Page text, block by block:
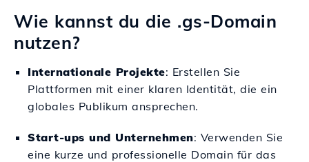
Wie kannst du die .gs-Domain
nutzen?
Internationale Projekte: Erstellen Sie
Plattformen mit einer klaren Identität, die ein
globales Publikum ansprechen.
Start-ups und Unternehmen: Verwenden Sie
eine kurze und professionelle Domain für das